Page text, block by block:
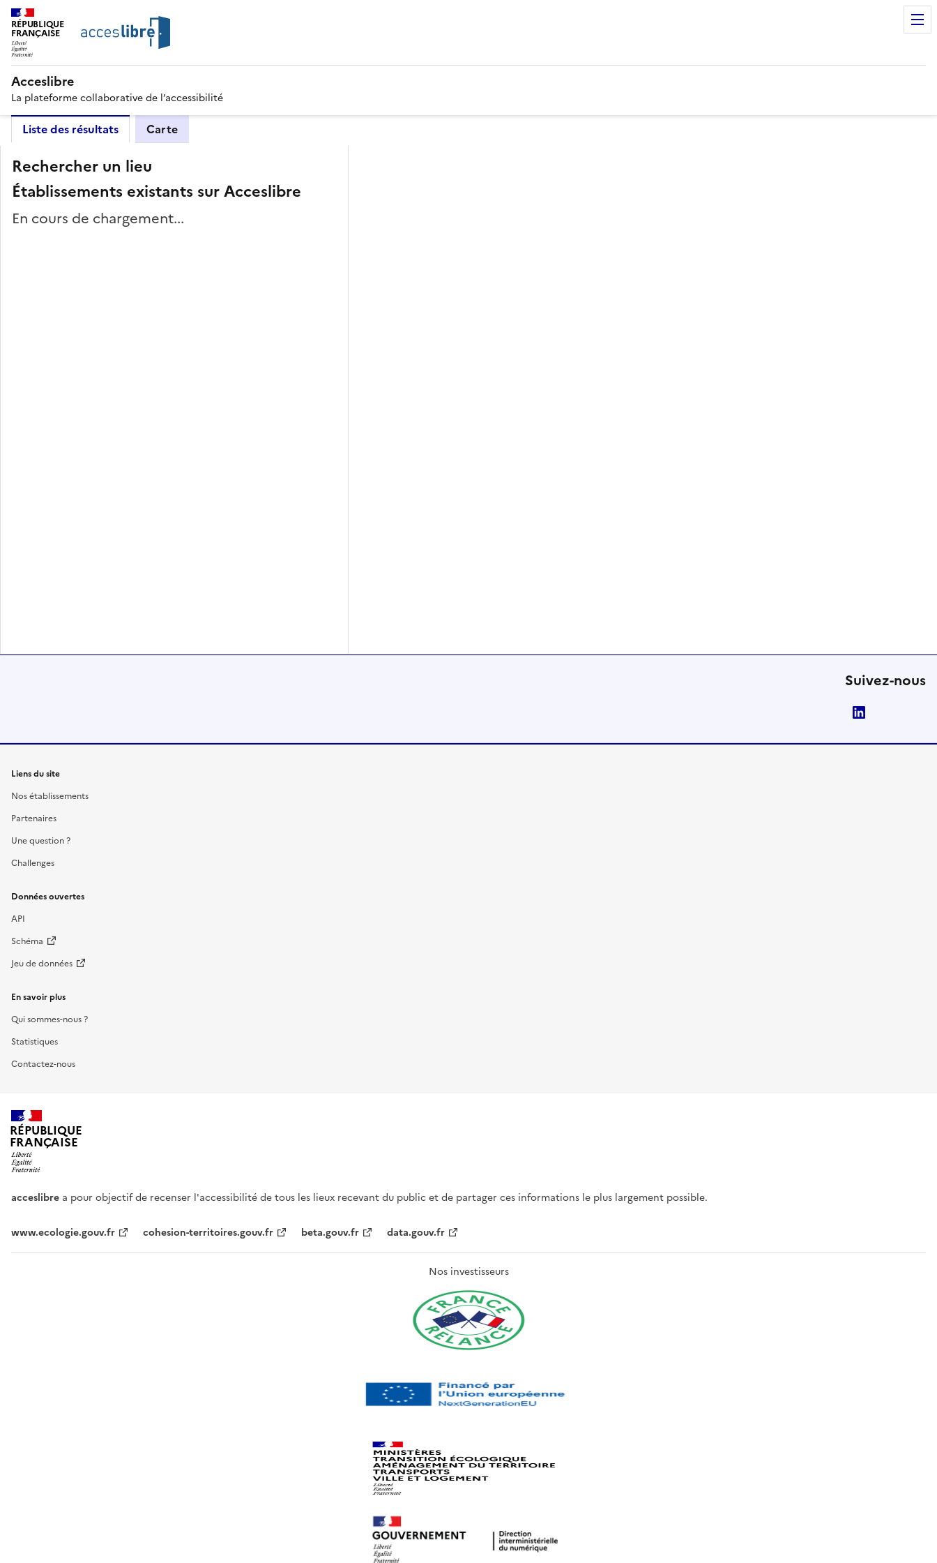
RÉPUBLIQUE
FRANÇAISE
Acceslibre
La plateforme collaborative de l’accessibilité
Liste des résultats Carte
Rechercher un lieu
Établissements existants sur Acceslibre
En cours de chargement...
Suivez-nous
Liens du site
Nos établissements
Partenaires
Une question ?
Challenges
Données ouvertes
API
Schéma
Jeu de données
En savoir plus
Qui sommes-nous ?
Statistiques
Contactez-nous
RÉPUBLIQUE
FRANÇAISE
acceslibre a pour objectif de recenser l'accessibilité de tous les lieux recevant du public et de partager ces informations le plus largement possible.
www.ecologie.gouv.fr cohesion-territoires.gouv.fr beta.gouv.fr data.gouv.fr
Nos investisseurs